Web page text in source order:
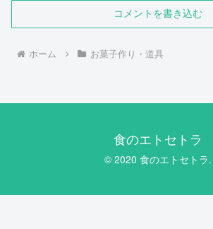
コメントを書き込む
ホーム お菓子作り・道具
食のエトセトラ
© 2020 食のエトセトラ.